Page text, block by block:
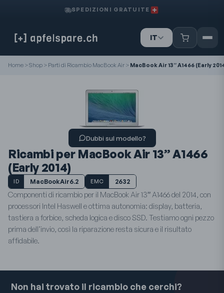
SPEDIZIONI GRATUITE
IT
FR
Home >Shop > Parti di Ricambio MacBook Air > MacBook Air 13” A1466 (Early
Dubbi sul modello?
Ricambi per MacBook Air 13” A1466
(Early 2014)
ID MacBookAir6.2 EMC 2632
Componenti di ricambio per il MacBook Air 13″ A1466 del 2014, con
processori Intel Haswell e ottima autonomia: display, batteria,
tastiera a forbice, scheda logica e disco SSD. Testiamo ogni pezzo
prima dell’invio, così la riparazione resta sicura e il risultato
affidabile.
Non hai trovato il ricambio che cerchi?